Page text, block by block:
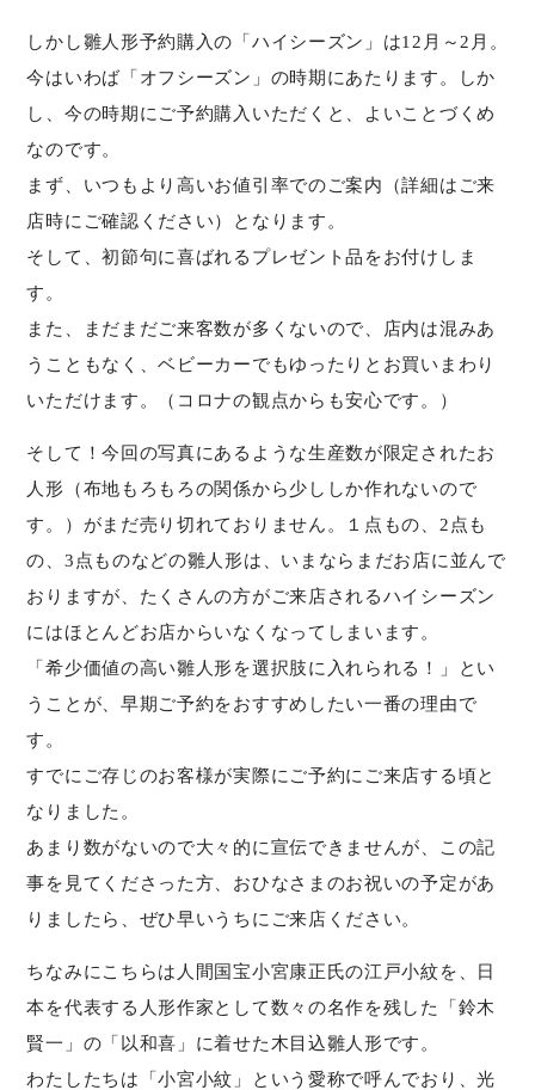
しかし雛人形予約購入の「ハイシーズン」は12月～2月。
今はいわば「オフシーズン」の時期にあたります。しか
し、今の時期にご予約購入いただくと、よいことづくめ
なのです。
まず、いつもより高いお値引率でのご案内（詳細はご来
店時にご確認ください）となります。
そして、初節句に喜ばれるプレゼント品をお付けしま
す。
また、まだまだご来客数が多くないので、店内は混みあ
うこともなく、ベビーカーでもゆったりとお買いまわり
いただけます。（コロナの観点からも安心です。）
そして！今回の写真にあるような生産数が限定されたお
人形（布地もろもろの関係から少ししか作れないので
す。）がまだ売り切れておりません。１点もの、2点も
の、3点ものなどの雛人形は、いまならまだお店に並んで
おりますが、たくさんの方がご来店されるハイシーズン
にはほとんどお店からいなくなってしまいます。
「希少価値の高い雛人形を選択肢に入れられる！」とい
うことが、早期ご予約をおすすめしたい一番の理由で
す。
すでにご存じのお客様が実際にご予約にご来店する頃と
なりました。
あまり数がないので大々的に宣伝できませんが、この記
事を見てくださった方、おひなさまのお祝いの予定があ
りましたら、ぜひ早いうちにご来店ください。
ちなみにこちらは人間国宝小宮康正氏の江戸小紋を、日
本を代表する人形作家として数々の名作を残した「鈴木
賢一」の「以和喜」に着せた木目込雛人形です。
わたしたちは「小宮小紋」という愛称で呼んでおり、光